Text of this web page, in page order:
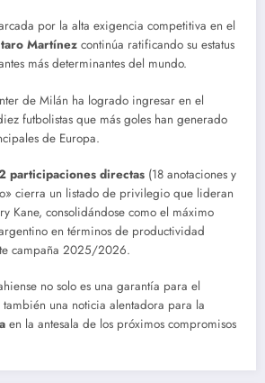
por la alta exigencia competitiva en el
Martínez continúa ratificando su estatus
más determinantes del mundo.
de Milán ha logrado ingresar en el
futbolistas que más goles han generado
de Europa.
participaciones directas (18 anotaciones y
cierra un listado de privilegio que lideran
Kane, consolidándose como el máximo
en términos de productividad
campaña 2025/2026.
no solo es una garantía para el
una noticia alentadora para la
en la antesala de los próximos compromisos